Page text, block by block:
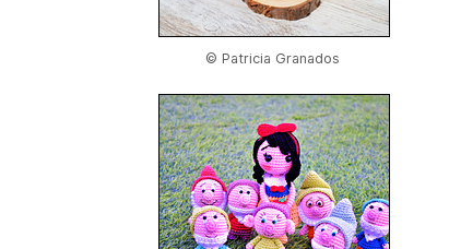
© Patricia Granados